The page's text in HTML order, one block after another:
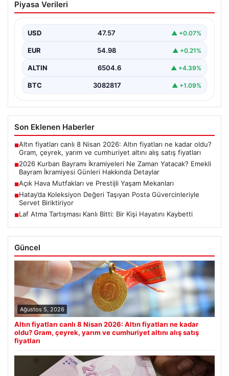
Zaman Yatacak? Emekli Bayram
2026 yılı Kurban Bayramı'nın yaklaşmasıyla birlikte,
ikramiyelerinin ne…
Piyasa Verileri
USD 47.57 ▲ +0.07%
EUR 54.98 ▲ +0.21%
ALTIN 6504.6 ▲ +4.39%
BTC 3082817 ▲ +1.09%
Son Eklenen Haberler
■Altın fiyatları canlı 8 Nisan 2026: Altın fiyatları ne kadar oldu?
Gram, çeyrek, yarım ve cumhuriyet altını alış satış fiyatları
■2026 Kurban Bayramı İkramiyeleri Ne Zaman Yatacak? Emekli
Bayram İkramiyesi Günleri Hakkında Detaylar
■Açık Hava Mutfakları ve Prestijli Yaşam Mekanları
■Hatay’da Koleksiyon Değeri Taşıyan Posta Güvercinleriyle
Servet Biriktiriyor
■Laf Atma Tartışması Kanlı Bitti: Bir Kişi Hayatını Kaybetti
Güncel
Ağustos 5, 2026
Altın fiyatları canlı 8 Nisan 2026: Altın fiyatları ne kadar
oldu? Gram, çeyrek, yarım ve cumhuriyet altını alış satış
fiyatları